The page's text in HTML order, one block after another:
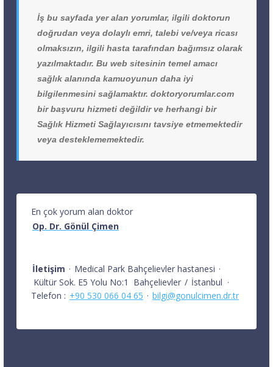
İş bu sayfada yer alan yorumlar, ilgili doktorun
doğrudan veya dolaylı emri, talebi ve/veya ricası
olmaksızın, ilgili hasta tarafından bağımsız olarak
yazılmaktadır. Bu web sitesinin temel amacı
sağlık alanında kamuoyunun daha iyi
bilgilenmesini sağlamaktır. doktoryorumlar.com
bir başvuru hizmeti değildir ve herhangi bir
Sağlık Hizmeti Sağlayıcısını tavsiye etmemektedir
veya desteklememektedir.
En çok yorum alan doktor
Op. Dr. Gönül Çimen
İletişim · Medical Park Bahçelievler hastanesi ·
Kültür Sok. E5 Yolu No:1
Bahçelievler / İstanbul ·
Telefon : +90 530 066 04 65 · bilgi@gonulcimen.dr.tr